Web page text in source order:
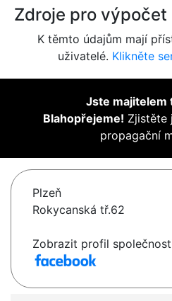
Zdroje pro výpočet
K těmto údajům mají
uživatelé. Klikněte
Jste majitelem
Blahopřejeme! Zjistěte
propagační
Plzeň
Rokycanská tř.62
Zobrazit profil